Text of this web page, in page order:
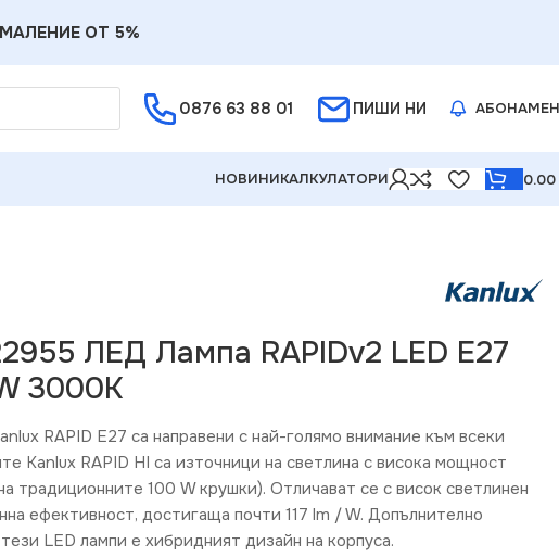
ОТ 5%
0876 63 88 01 ПИШИ НИ
НОВИНИКАЛКУЛАТОРИ 0.00
ЛЕД Лампа RAPIDv2 LED E27
3000K
RAPID E27 са направени с най-голямо внимание към всеки
Kanlux RAPID HI са източници на светлина с висока мощност
традиционните 100 W крушки). Отличават се с висок светлинен
ефективност, достигаща почти 117 lm / W. Допълнително
LED лампи е хибридният дизайн на корпуса.